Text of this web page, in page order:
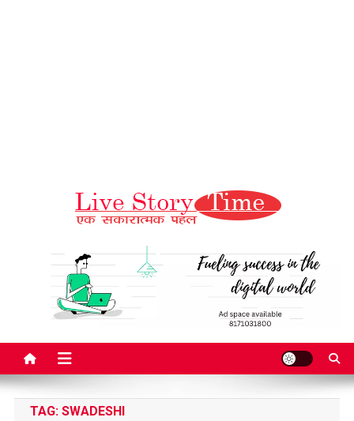
Live Story Time
TAG: SWADESHI